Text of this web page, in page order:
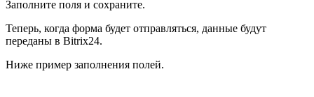
Заполните поля и сохраните.
Теперь, когда форма будет отправляться, данные будут
переданы в Bitrix24.
Ниже пример заполнения полей.